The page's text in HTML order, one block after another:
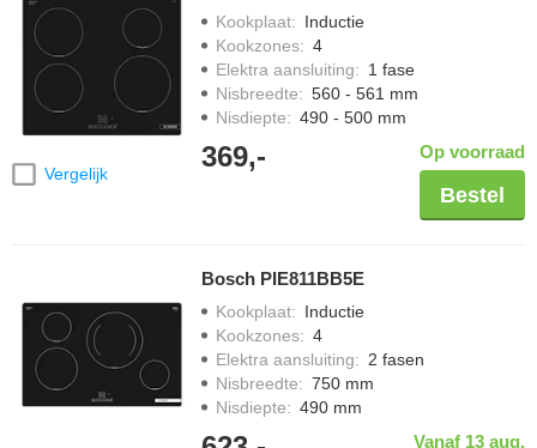
Vergelijk
Kookplaat: Inductie
Kookzones: 4
Elektra aansluiting: 1 fase
Nisbreedte: 560 - 561 mm
Nisdiepte: 490 - 500 mm
369,- Op voorraad
Bestel
Bosch PIE811BB5E
Kookplaat: Inductie
Kookzones: 4
Elektra aansluiting: 2 fasen
Nisbreedte: 750 mm
Nisdiepte: 490 mm
Vanaf 13 aug.